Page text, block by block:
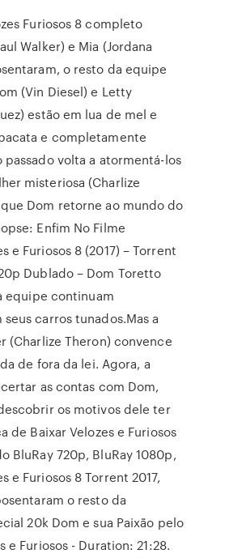
Furiosos 8 completo
Walker) e Mia (Jordana
o resto da equipe
(Vin Diesel) e Letty
estão em lua de mel e
e completamente
passado volta a atormentá-los
misteriosa (Charlize
Dom retorne ao mundo do
Enfim No Filme
e Furiosos 8 (2017) – Torrent
Dublado – Dom Toretto
equipe continuam
carros tunados.Mas a
(Charlize Theron) convence
de fora da lei. Agora, a
as contas com Dom,
os motivos dele ter
de Baixar Velozes e Furiosos
BluRay 720p, BluRay 1080p,
e Furiosos 8 Torrent 2017,
o resto da
20k Dom e sua Paixão pelo
e Furiosos - Duration: 21:28.